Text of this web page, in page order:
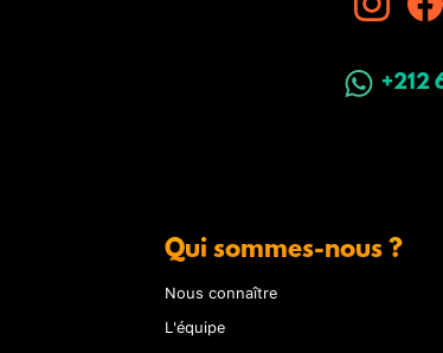
+212
Qui sommes-nous ?
Nous connaître
L'équipe